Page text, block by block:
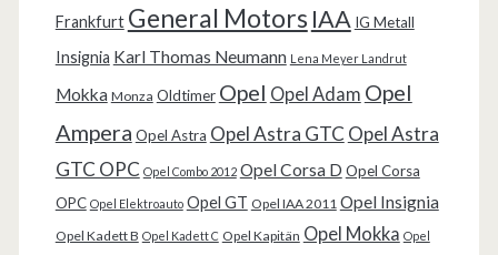
Frankfurt General Motors IAA IG Metall
Insignia Karl Thomas Neumann Lena Meyer Landrut
Mokka Monza Oldtimer Opel Opel Adam Opel
Ampera Opel Astra Opel Astra GTC Opel Astra
GTC OPC Opel Combo 2012 Opel Corsa D Opel Corsa
OPC Opel Elektroauto Opel GT Opel IAA 2011 Opel Insignia
Opel Kadett B Opel Kadett C Opel Kapitän Opel Mokka Opel